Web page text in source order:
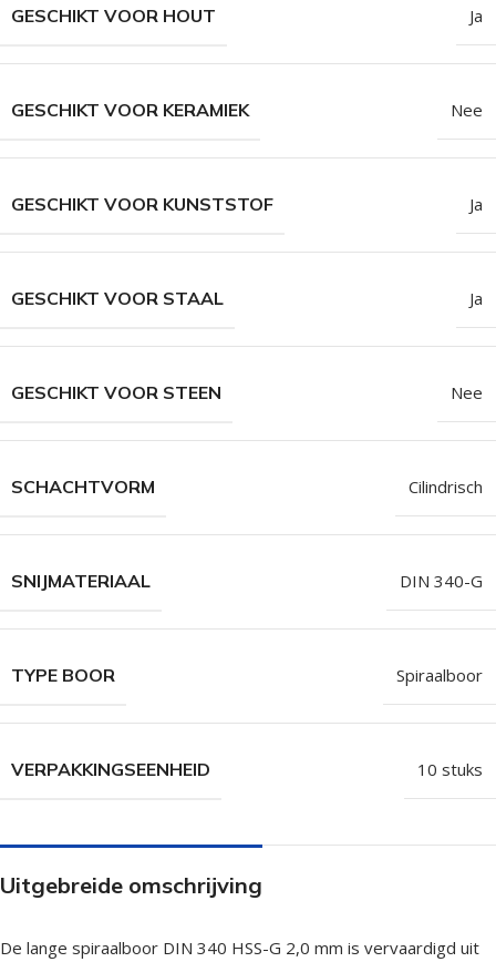
GESCHIKT VOOR HOUT Ja
GESCHIKT VOOR KERAMIEK Nee
GESCHIKT VOOR KUNSTSTOF Ja
GESCHIKT VOOR STAAL Ja
GESCHIKT VOOR STEEN Nee
SCHACHTVORM Cilindrisch
SNIJMATERIAAL DIN 340-G
TYPE BOOR Spiraalboor
VERPAKKINGSEENHEID 10 stuks
Uitgebreide omschrijving
De lange spiraalboor DIN 340 HSS-G 2,0 mm is vervaardigd uit